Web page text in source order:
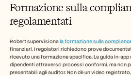
Formazione sulla
regolamentati
Robert supervisiona la formazione sulla
finanziari. I regolatori richiedono prove
ricevuto una formazione specifica. La guida in-app
dipendenti attraverso processi conformi, ma non
presentabili agli auditor. Non c'è un video